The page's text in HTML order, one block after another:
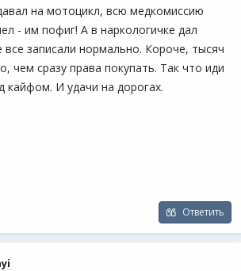
на мотоцикл, всю медкомиссию
- им пофиг! А в наркологичке дал
записали нормально. Короче, тысяч
чем сразу права покупать. Так что иди
кайфом. И удачи на дорогах.
Ответить